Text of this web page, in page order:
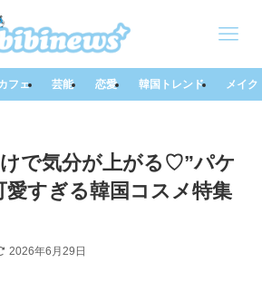
フェ 芸能 恋愛 韓国トレンド メイク
で気分が上がる♡”パケ
愛すぎる韓国コスメ特集
2026年6月29日